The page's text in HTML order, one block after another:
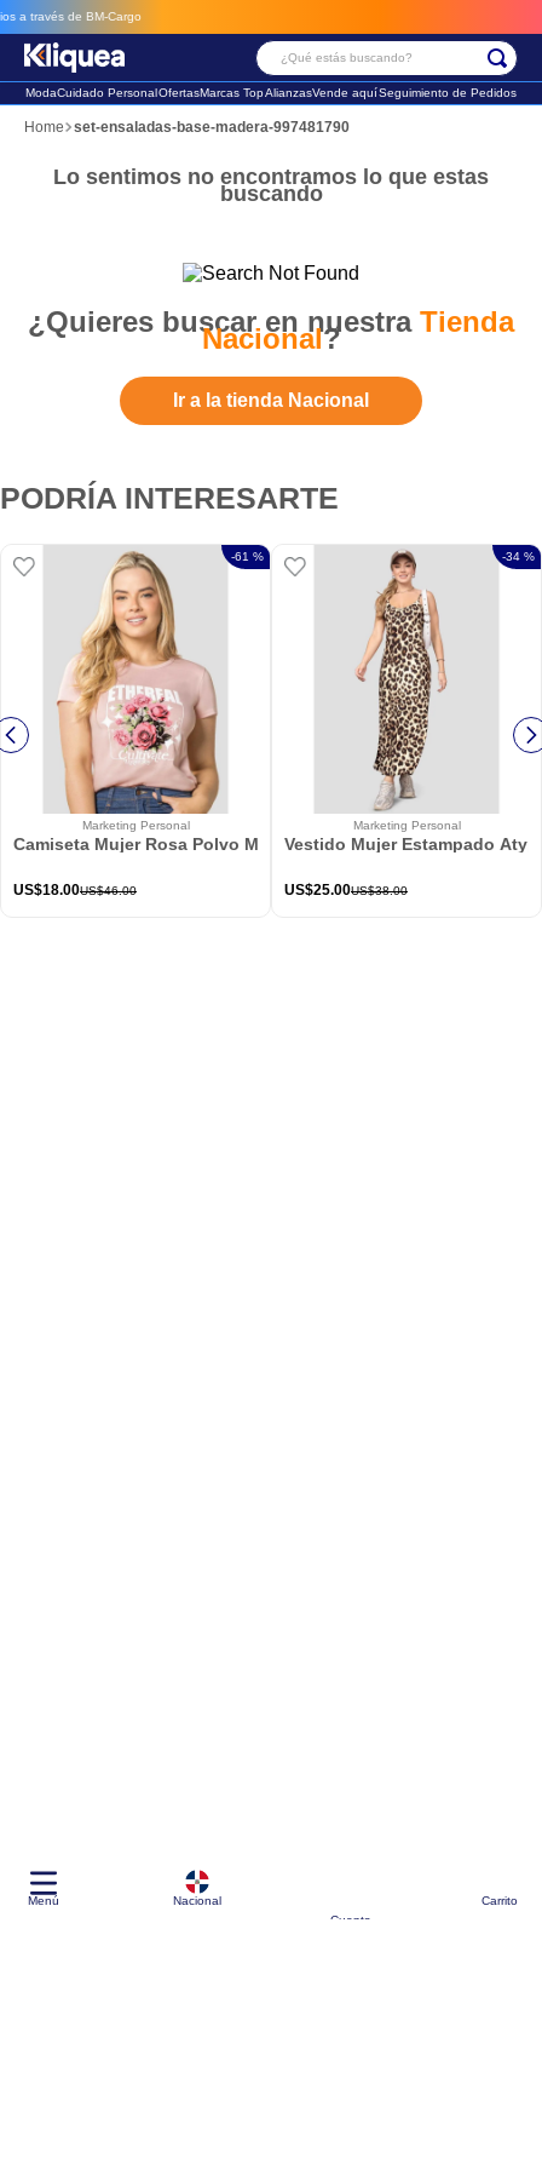
través de BM-Cargo
¿Qué estás buscando?
ModaCuidado PersonalOfertasMarcas TopAlianzasVende aquíSeguimiento de Pedidos
Menú
Nacional
Cuenta
Carrito
set-ensaladas-base-madera-997481790
Lo sentimos no encontramos lo que estas
buscando
¿Quieres buscar en nuestra Tienda
Nacional?
Ir a la tienda Nacional
PODRÍA INTERESARTE
-61 %
Marketing Personal
Camiseta Mujer Rosa Polvo Mp 114226
US$46.00
US$18.00
-34 %
Marketing Personal
Vestido Mujer Estampado
US$38.00
US$25.00
Términos Más Buscados